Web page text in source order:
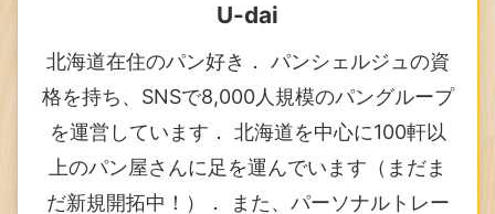
U-dai
北海道在住のパン好き． パンシェルジュの資
格を持ち、SNSで8,000人規模のパングループ
を運営しています． 北海道を中心に100軒以
上のパン屋さんに足を運んでいます（まだま
だ新規開拓中！）． また、パーソナルトレー